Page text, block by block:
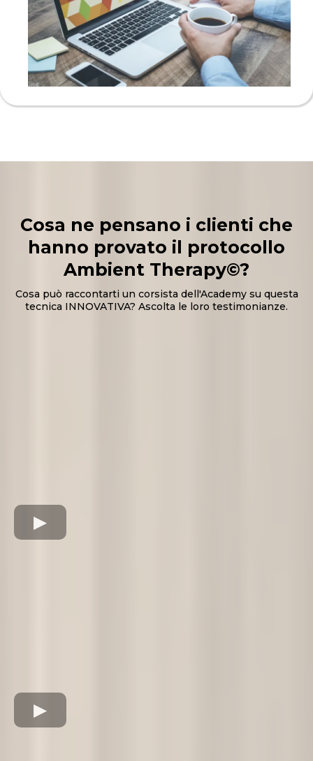
Cosa ne pensano i clienti che
hanno provato il protocollo
Ambient Therapy©?
Cosa può raccontarti un corsista dell'Academy su questa
tecnica INNOVATIVA? Ascolta le loro testimonianze.